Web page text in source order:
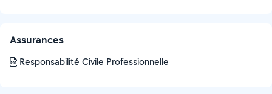
Assurances
Responsabilité Civile Professionnelle